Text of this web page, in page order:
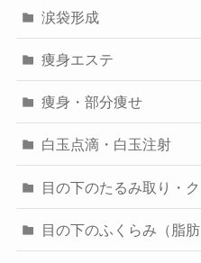
涙袋形成
痩身エステ
痩身・部分痩せ
白玉点滴・白玉注射
目の下のたるみ取り・
目の下のふくらみ（脂